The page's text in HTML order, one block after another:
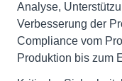
Analyse,
Verbesserung der
Compliance vom
Produktion bis zum